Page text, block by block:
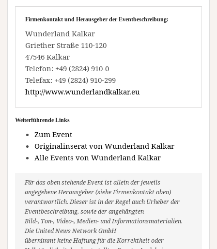
Firmenkontakt und Herausgeber der Eventbeschreibung:
Wunderland Kalkar
Griether Straße 110-120
47546 Kalkar
Telefon: +49 (2824) 910-0
Telefax: +49 (2824) 910-299
http://www.wunderlandkalkar.eu
Weiterführende Links
Zum Event
Originalinserat von Wunderland Kalkar
Alle Events von Wunderland Kalkar
Für das oben stehende Event ist allein der jeweils
angegebene Herausgeber (siehe Firmenkontakt oben)
verantwortlich. Dieser ist in der Regel auch Urheber der
Eventbeschreibung, sowie der angehängten
Bild-, Ton-, Video-, Medien- und Informationsmaterialien.
Die United News Network GmbH
übernimmt keine Haftung für die Korrektheit oder